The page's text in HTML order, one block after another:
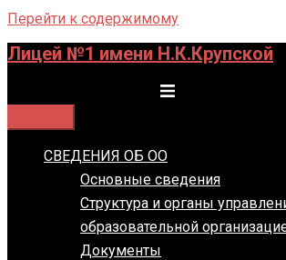
Перейти к содержимому
Лицей №1 имени Н.К.Крупской
СВЕДЕНИЯ ОБ ОО
Основные сведения
Структура и органы
образовательной
Документы